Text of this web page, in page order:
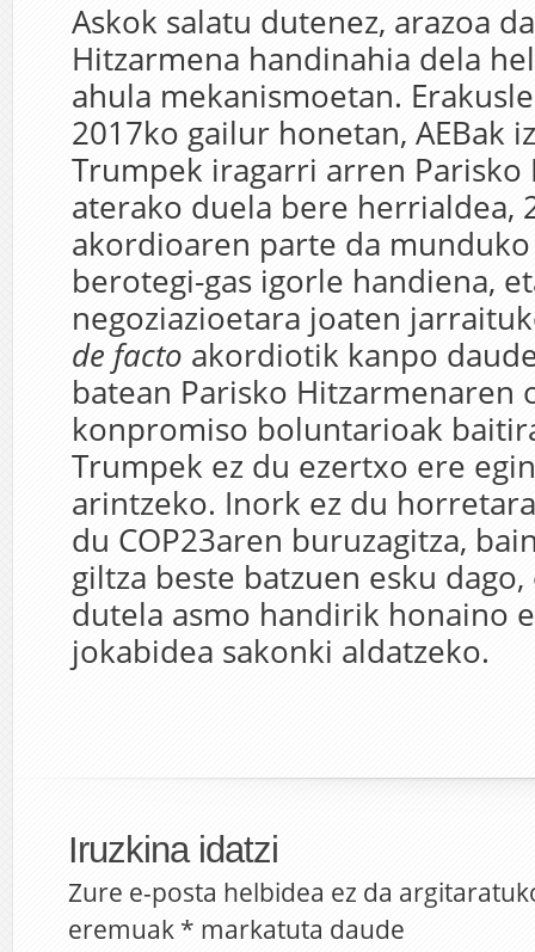
Askok salatu dutenez, arazoa
Hitzarmena handinahia dela
ahula mekanismoetan.
2017ko gailur honetan, AEBak
Trumpek iragarri arren
aterako duela bere herrialdea,
akordioaren parte da
berotegi-gas igorle handiena,
negoziazioetara joaten
de facto akordiotik kanpo
batean Parisko Hitzarmenaren
konpromiso boluntarioak
Trumpek ez du ezertxo ere
arintzeko. Inork ez du
du COP23aren buruzagitza,
giltza beste batzuen esku
dutela asmo handirik honaino
jokabidea sakonki aldatzeko.
Iruzkina idatzi
Zure e-posta helbidea ez da
eremuak * markatuta daude